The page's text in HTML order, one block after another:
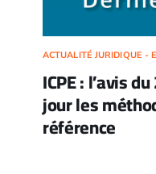
ACTUALITÉ JURIDIQUE -
ICPE : l’avis
jour les
référence